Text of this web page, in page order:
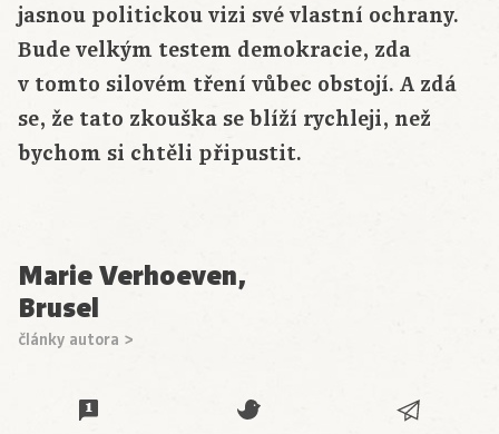
jasnou politickou vizi své vlastní ochrany.
Bude velkým testem demokracie, zda
v tomto silovém tření vůbec obstojí. A zdá
se, že tato zkouška se blíží rychleji, než
bychom si chtěli připustit.
Marie Verhoeven,
Brusel
články autora >